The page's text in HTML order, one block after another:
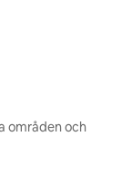
områden och